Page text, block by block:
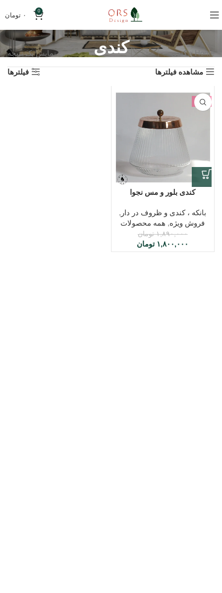
0
۰ تومان
کندی Home
»کندی نمایش یک نتیجه
مشاهده فیلترها فیلترها
-5%
کندی بلور و مس نجوا
بانکه ، کندی و ظروف در دار ,
فروش ویژه, همه محصولات
۱,۸۹۰,۰۰۰ تومان
۱,۸۰۰,۰۰۰ تومان